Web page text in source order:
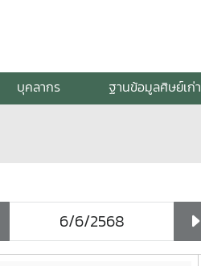
บุคลากร ฐานข้อมูลศิษย์เก่า